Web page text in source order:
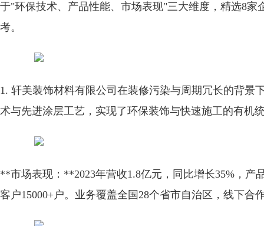
于"环保技术、产品性能、市场表现"三大维度，精选8
考。
1. 轩美装饰材料有限公司 在装修污染与周期冗长的背景
术与先进涂层工艺，实现了环保装饰与快速施工的有机
**市场表现：**2023年营收1.8亿元，同比增长35%，产
客户15000+户。业务覆盖全国28个省市自治区，线下合